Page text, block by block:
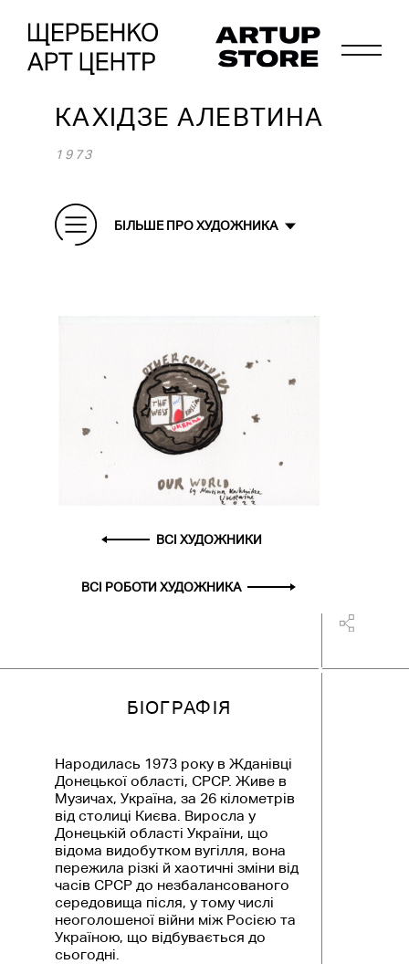
КАХІДЗЕ АЛЕВТИНА
1973
БІЛЬШЕ ПРО ХУДОЖНИКА
ВСІ ХУДОЖНИКИ
ВСІ РОБОТИ ХУДОЖНИКА
БІОГРАФІЯ
Народилась 1973 року в Жданівці
Донецької області, СРСР. Живе в
Музичах, Україна, за 26 кілометрів
від столиці Києва. Виросла у
Донецькій області України, що
відома видобутком вугілля, вона
пережила різкі й хаотичні зміни від
часів СРСР до незбалансованого
середовища після, у тому числі
неоголошеної війни між Росією та
Україною, що відбувається до
сьогодні.